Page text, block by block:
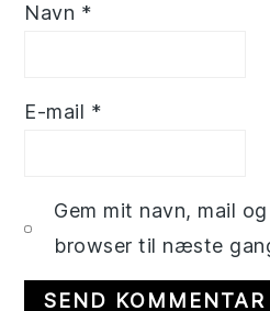
Navn *
E-mail *
Gem mit navn, mail
browser til næste